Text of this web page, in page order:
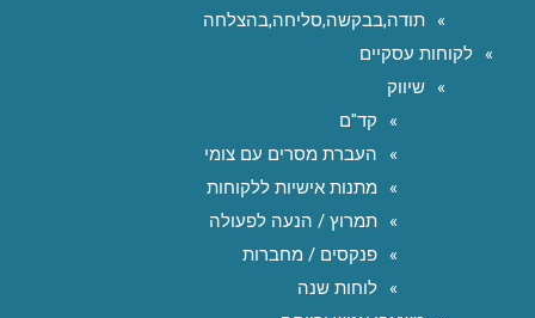
תודה,בבקשה,סליחה,בהצלחה
לקוחות עסקיים
שיווק
קד"ם
העברת מסרים עם צומי
מתנות אישיות ללקוחות
תמרוץ / הנעה לפעולה
פנקסים / מחברות
לוחות שנה